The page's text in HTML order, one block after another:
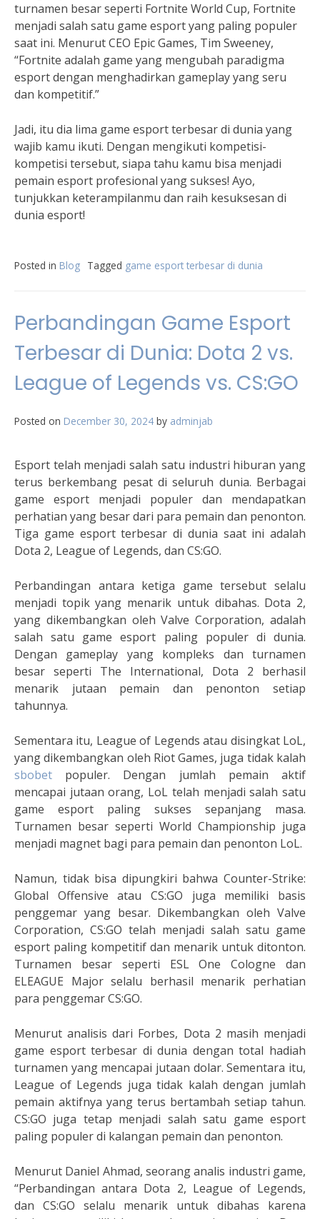
turnamen besar seperti Fortnite World Cup, Fortnite
menjadi salah satu game esport yang paling populer
saat ini. Menurut CEO Epic Games, Tim Sweeney,
“Fortnite adalah game yang mengubah paradigma
esport dengan menghadirkan gameplay yang seru
dan kompetitif.”
Jadi, itu dia lima game esport terbesar di dunia yang
wajib kamu ikuti. Dengan mengikuti kompetisi-
kompetisi tersebut, siapa tahu kamu bisa menjadi
pemain esport profesional yang sukses! Ayo,
tunjukkan keterampilanmu dan raih kesuksesan di
dunia esport!
Posted in Blog Tagged game esport terbesar di dunia
Perbandingan Game Esport
Terbesar di Dunia: Dota 2 vs.
League of Legends vs. CS:GO
Posted on December 30, 2024 by adminjab
Esport telah menjadi salah satu industri hiburan yang
terus berkembang pesat di seluruh dunia. Berbagai
game esport menjadi populer dan mendapatkan
perhatian yang besar dari para pemain dan penonton.
Tiga game esport terbesar di dunia saat ini adalah
Dota 2, League of Legends, dan CS:GO.
Perbandingan antara ketiga game tersebut selalu
menjadi topik yang menarik untuk dibahas. Dota 2,
yang dikembangkan oleh Valve Corporation, adalah
salah satu game esport paling populer di dunia.
Dengan gameplay yang kompleks dan turnamen
besar seperti The International, Dota 2 berhasil
menarik jutaan pemain dan penonton setiap
tahunnya.
Sementara itu, League of Legends atau disingkat LoL,
yang dikembangkan oleh Riot Games, juga tidak kalah
sbobet populer. Dengan jumlah pemain aktif
mencapai jutaan orang, LoL telah menjadi salah satu
game esport paling sukses sepanjang masa.
Turnamen besar seperti World Championship juga
menjadi magnet bagi para pemain dan penonton LoL.
Namun, tidak bisa dipungkiri bahwa Counter-Strike:
Global Offensive atau CS:GO juga memiliki basis
penggemar yang besar. Dikembangkan oleh Valve
Corporation, CS:GO telah menjadi salah satu game
esport paling kompetitif dan menarik untuk ditonton.
Turnamen besar seperti ESL One Cologne dan
ELEAGUE Major selalu berhasil menarik perhatian
para penggemar CS:GO.
Menurut analisis dari Forbes, Dota 2 masih menjadi
game esport terbesar di dunia dengan total hadiah
turnamen yang mencapai jutaan dolar. Sementara itu,
League of Legends juga tidak kalah dengan jumlah
pemain aktifnya yang terus bertambah setiap tahun.
CS:GO juga tetap menjadi salah satu game esport
paling populer di kalangan pemain dan penonton.
Menurut Daniel Ahmad, seorang analis industri game,
“Perbandingan antara Dota 2, League of Legends,
dan CS:GO selalu menarik untuk dibahas karena